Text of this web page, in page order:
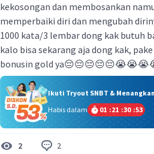
kekosongan dan membosankan
memperbaiki diri dan mengubah
1000 kata/3 lembar dong kak butuh
kalo bisa sekarang aja dong kak,
bonusin gold
Ikuti Tryout SNBT &
Habis dalam
01 :21 :30 :52
2 2